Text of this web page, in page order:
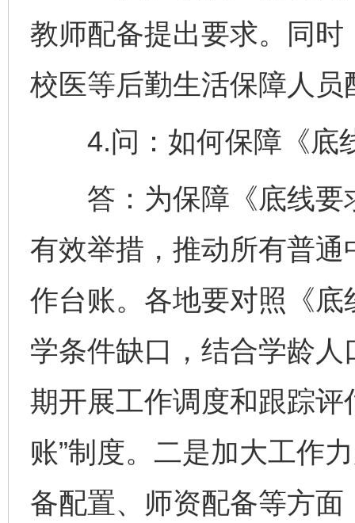
教师配备提出要求。同
校医等后勤生活保障人员
4.问：如何保障《底
答：为保障《底线要
有效举措，推动所有普
作台账。各地要对照《
学条件缺口，结合学龄
期开展工作调度和跟踪评
账”制度。二是加大工作
备配置、师资配备等方